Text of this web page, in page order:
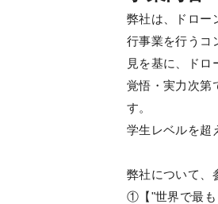
弊社は、ドロー
行事業を行うコ
見を基に、ドロ
覚悟・実力次第
す。
学生レベルを超
弊社について、
①【"世界で最も